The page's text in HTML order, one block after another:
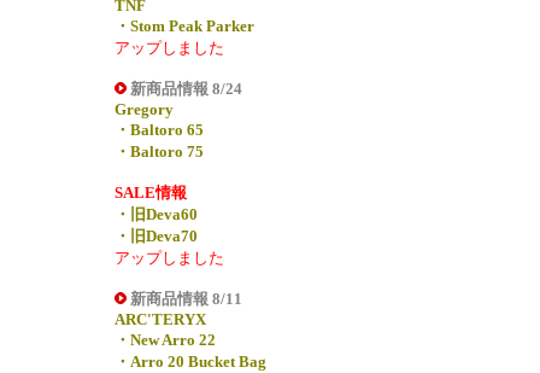
TNF
・Stom Peak Parker
アップしました
新商品情報 8/24
Gregory
・Baltoro 65
・Baltoro 75
SALE情報
・旧Deva60
・旧Deva70
アップしました
新商品情報 8/11
ARC'TERYX
・New Arro 22
・Arro 20 Bucket Bag